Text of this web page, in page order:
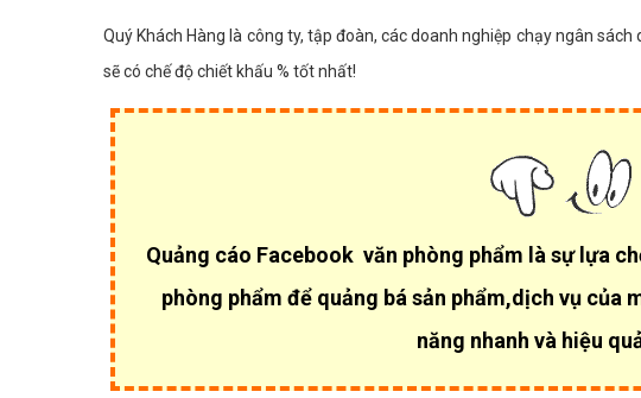
Quý Khách Hàng là công ty, tập đoàn, các doanh nghiệp chạy ngân
sẽ có chế độ chiết khấu % tốt nhất!
Quảng cáo Facebook văn phòng phẩm là sự lựa
phòng phẩm để quảng bá sản phẩm,dịch vụ của
năng nhanh và hiệu